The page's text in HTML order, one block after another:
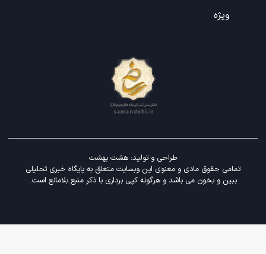
ویژه
تمامی حقوق مادی و معنوی این وبسایت متعلق به پایگاه خبری تحلیلی
ببین و بخون می باشد و هرگونه کپی برداری با ذکر منبع بلامانع است.
طراحی و تولید:هشت بهشت